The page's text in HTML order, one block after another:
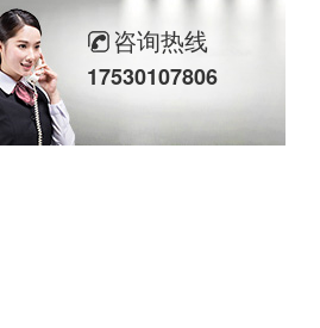
咨询热线
17530107806